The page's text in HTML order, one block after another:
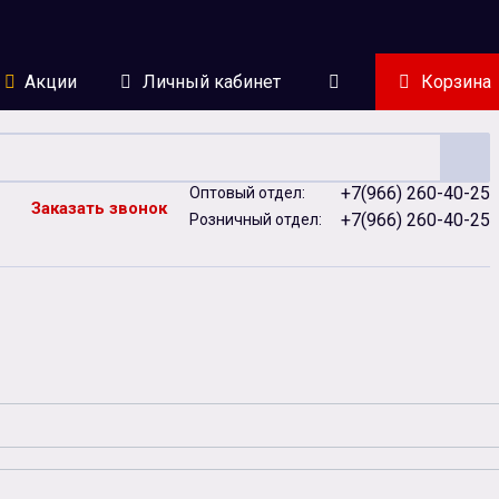
Акции Личный кабинет Корзина
Заказать звонок
Оптовый отдел: +7(966) 260-40-25
Розничный отдел: +7(966) 260-40-25